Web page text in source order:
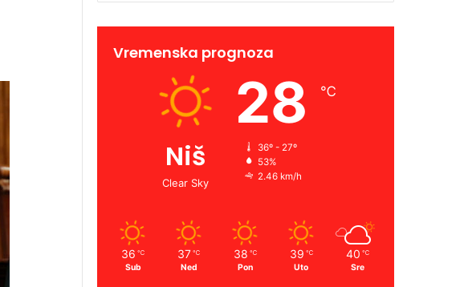
Vremenska prognoza
Niš
Clear Sky
28 ℃
36º - 27º
53%
2.46 km/h
36 ℃
Sub
37 ℃
Ned
38 ℃
Pon
39 ℃
Uto
40 ℃
Sre